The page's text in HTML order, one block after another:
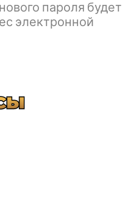
пароля будет
электронной